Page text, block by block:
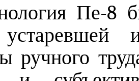
Пе-8
ручного